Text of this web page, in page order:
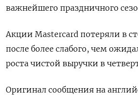
важнейшего праздничного
Акции Mastercard потеряли в
после более слабого, чем
роста чистой выручки в
Оригинал сообщения на